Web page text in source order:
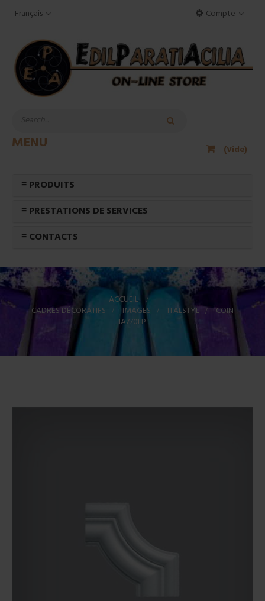
Compte
Français
(Vide)
MENU
≡ PRODUITS
≡ PRESTATIONS DE SERVICES
≡ CONTACTS
ACCUEIL >
CADRES DÉCORATIFS > IMAGES > ITALSTYL > COIN
IA770LP